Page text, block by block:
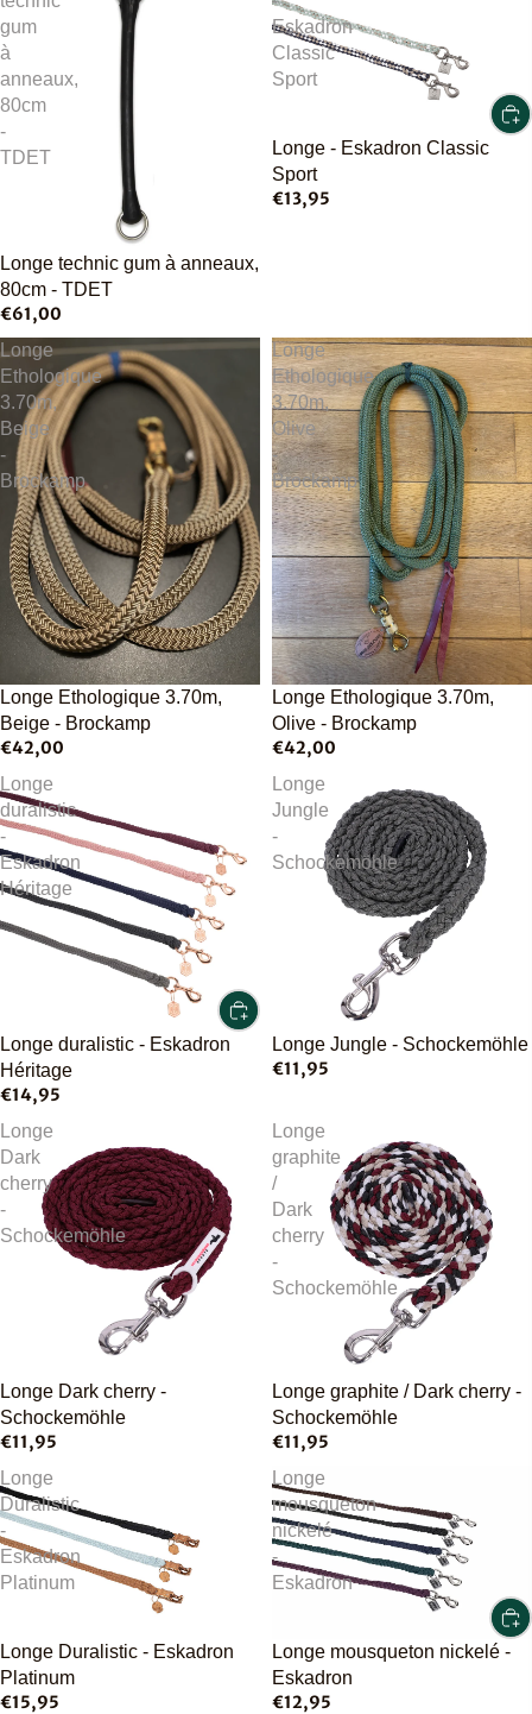
gum
à
anneaux,
80cm
-
TDET
Longe technic gum à anneaux,
80cm - TDET
€61,00
Eskadron
Classic
Sport
Longe - Eskadron Classic
Sport
€13,95
Longe
Ethologique
3.70m,
Beige
-
Brockamp
Épuisé
Longe Ethologique 3.70m,
Beige - Brockamp
€42,00
Longe
Ethologique
3.70m,
Olive
-
Brockamp
Longe Ethologique 3.70m,
Olive - Brockamp
€42,00
Longe
duralistic
-
Eskadron
Héritage
Longe duralistic - Eskadron
Héritage
€14,95
Longe
Jungle
-
Schockemöhle
Longe Jungle - Schockemöhle
€11,95
Longe
Dark
cherry
-
Schockemöhle
Épuisé
Longe Dark cherry -
Schockemöhle
€11,95
Longe
graphite
/
Dark
cherry
-
Schockemöhle
Longe graphite / Dark cherry -
Schockemöhle
€11,95
Longe
Duralistic
-
Eskadron
Platinum
Épuisé
Longe Duralistic - Eskadron
Platinum
€15,95
Longe
mousqueton
nickelé
-
Eskadron
Longe mousqueton nickelé -
Eskadron
€12,95